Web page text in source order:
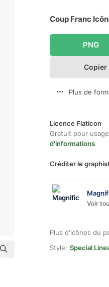
Coup Franc
PNG
Copier
Plus de
Licence Flaticon
Gratuit pour
d'informations
Créditer le
Voir
Plus d'icônes du
Style: Special